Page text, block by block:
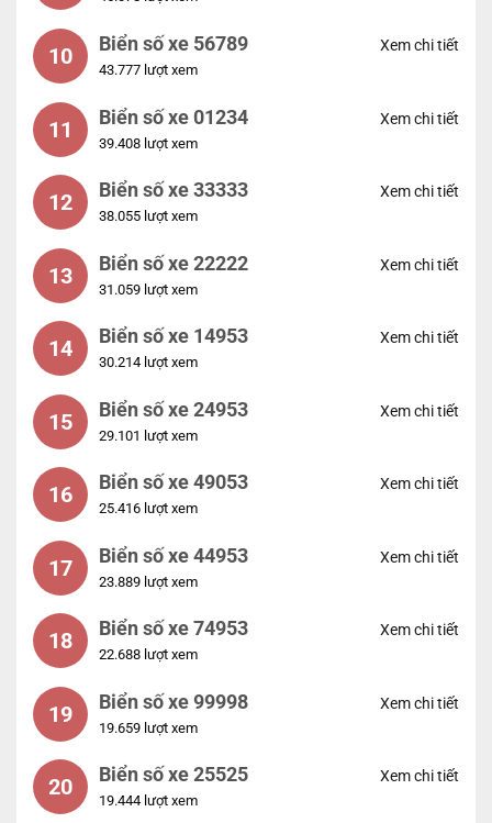
10 Biển số xe 56789
43.777 lượt xem
Xem chi tiết
11 Biển số xe 01234
39.408 lượt xem
Xem chi tiết
12 Biển số xe 33333
38.055 lượt xem
Xem chi tiết
13 Biển số xe 22222
31.059 lượt xem
Xem chi tiết
14 Biển số xe 14953
30.214 lượt xem
Xem chi tiết
15 Biển số xe 24953
29.101 lượt xem
Xem chi tiết
16 Biển số xe 49053
25.416 lượt xem
Xem chi tiết
17 Biển số xe 44953
23.889 lượt xem
Xem chi tiết
18 Biển số xe 74953
22.688 lượt xem
Xem chi tiết
19 Biển số xe 99998
19.659 lượt xem
Xem chi tiết
20 Biển số xe 25525
19.444 lượt xem
Xem chi tiết